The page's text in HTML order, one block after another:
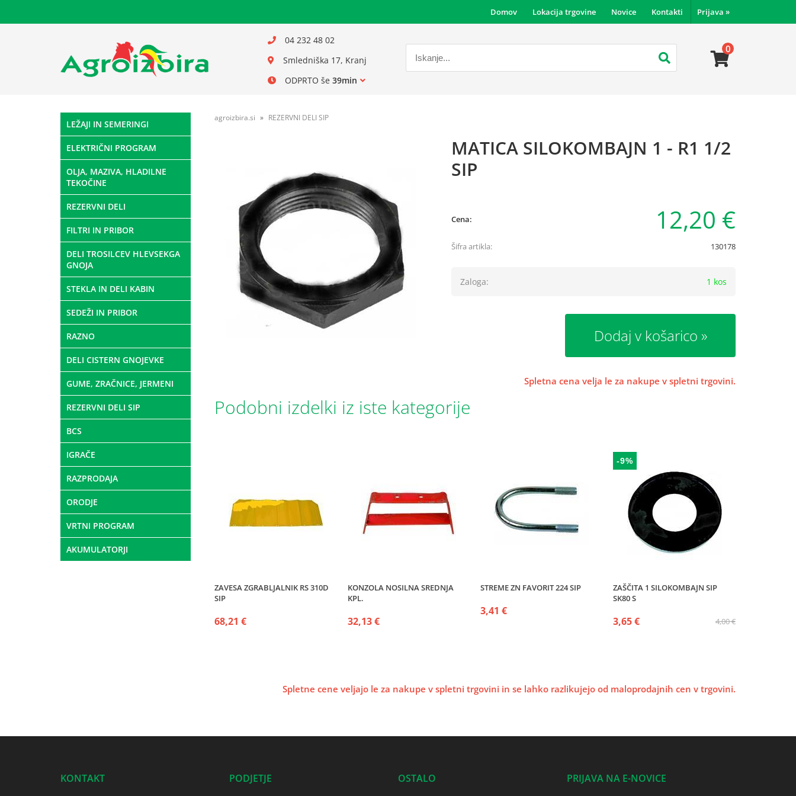
Prijava »
Domov Lokacija trgovine Novice Kontakti
04 232 48 02
Smledniška 17, Kranj
ODPRTO še 39min
0
LEŽAJI IN SEMERINGI
ELEKTRIČNI PROGRAM
OLJA, MAZIVA, HLADILNE
TEKOČINE
REZERVNI DELI
FILTRI IN PRIBOR
DELI TROSILCEV HLEVSEKGA
GNOJA
STEKLA IN DELI KABIN
SEDEŽI IN PRIBOR
RAZNO
DELI CISTERN GNOJEVKE
GUME, ZRAČNICE, JERMENI
REZERVNI DELI SIP
BCS
IGRAČE
RAZPRODAJA
ORODJE
VRTNI PROGRAM
AKUMULATORJI
agroizbira.si REZERVNI DELI SIP
MATICA SILOKOMBAJN 1 - R1 1/2
SIP
Cena: 12,20 €
Šifra artikla: 130178
Zaloga: 1 kos
Dodaj v košarico
Spletna cena velja le za nakupe v spletni trgovini.
Podobni izdelki iz iste kategorije
ZAVESA ZGRABLJALNIK RS 310D
SIP
68,21 €
KONZOLA NOSILNA SREDNJA
KPL.
32,13 €
STREME ZN FAVORIT 224 SIP
3,41 €
-9%
ZAŠČITA 1 SILOKOMBAJN SIP
SK80 S
4,00 €
3,65 €
Spletne cene veljajo le za nakupe v spletni trgovini in se lahko razlikujejo od maloprodajnih cen v trgovini.
KONTAKT PODJETJE OSTALO PRIJAVA NA E-NOVICE